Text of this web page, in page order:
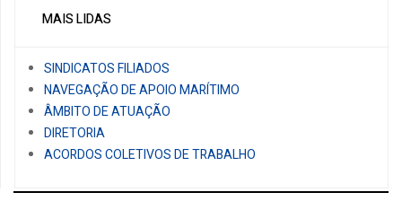
MAIS LIDAS
SINDICATOS FILIADOS
NAVEGAÇÃO DE APOIO MARÍTIMO
ÂMBITO DE ATUAÇÃO
DIRETORIA
ACORDOS COLETIVOS DE TRABALHO